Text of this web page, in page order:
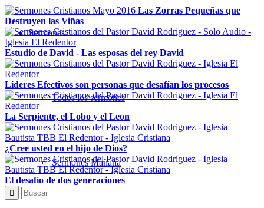
Sermones
Todos los sermones
Sermones Mañana
Las Zorras Pequeñas que
Destruyen las Viñas
Estudio de David - Las esposas del rey David
Lideres Efectivos son personas que desafían los procesos
La Serpiente, el Lobo y el Leon
¿Cree usted en el hijo de Dios?
El desafío de dos generaciones